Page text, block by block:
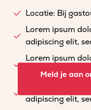
Locatie: Bij
Lorem ipsum
adipiscing elit,
Lorem ipsum
adipiscing elit,
Lorem ipsum
adipiscing elit,
Meld je aan